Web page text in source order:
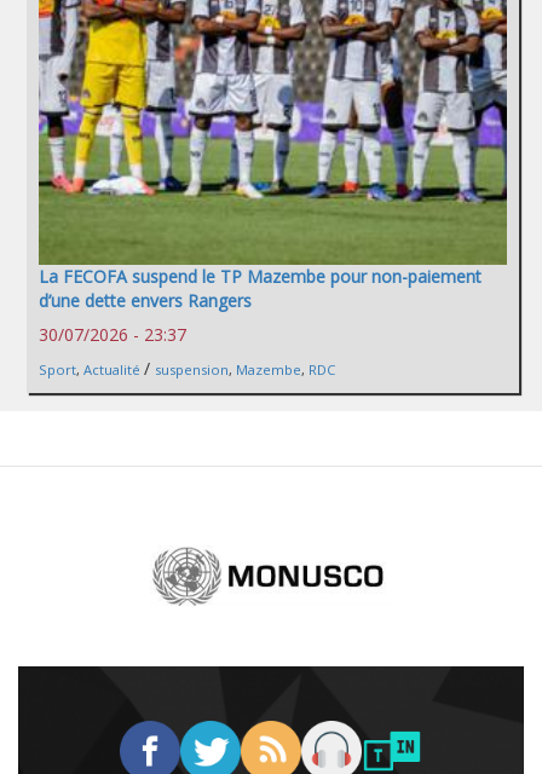
La FECOFA suspend le TP Mazembe pour non-paiement
d’une dette envers Rangers
30/07/2026 - 23:37
Sport, Actualité / suspension, Mazembe, RDC